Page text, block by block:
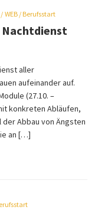
WEB / Berufsstart
Nachtdienst
aller
aufeinander auf.
(27.10. –
konkreten Abläufen,
Abbau von Ängsten
an […]